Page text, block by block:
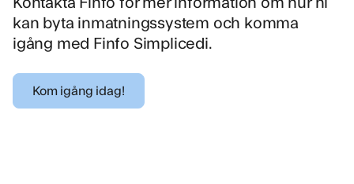
kan byta inmatningssystem och komma
igång med Finfo Simplicedi.
Kom igång idag!